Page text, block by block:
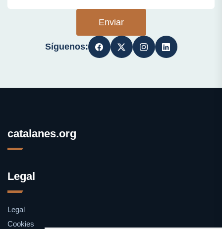
Enviar
Síguenos:
catalanes.org
Legal
Legal
Cookies